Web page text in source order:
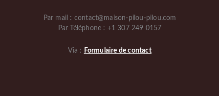
Par mail : contact@maison-pilou-pilou.com
Par Téléphone : +1 307 249 0157
Via : Formulaire de contact